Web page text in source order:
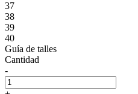
37
38
39
40
Guía de talles
Cantidad
-